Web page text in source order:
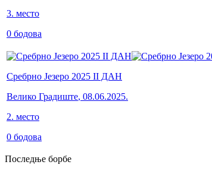
3. место
0 бодова
Сребрно Језеро 2025 II ДАН
Велико Градиште, 08.06.2025.
2. место
0 бодова
Последње борбе